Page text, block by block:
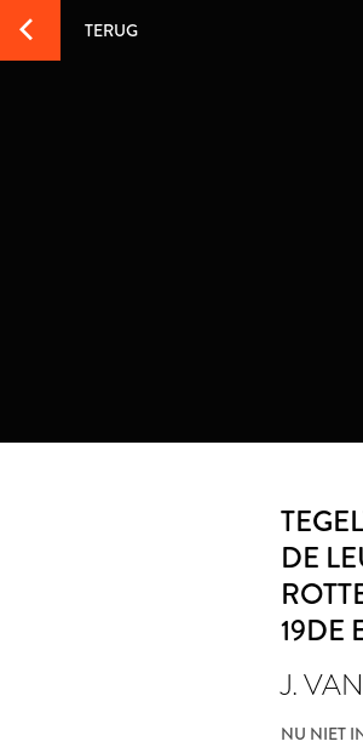
TERUG
DE
19DE
J.
NU NIET